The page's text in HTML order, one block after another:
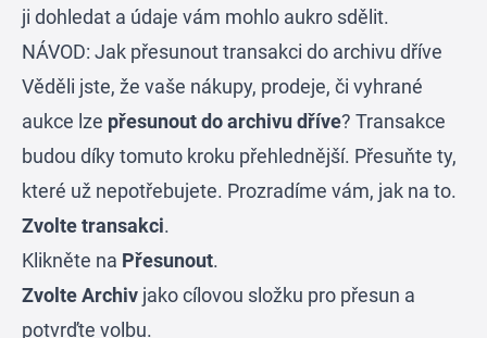
ji dohledat a údaje vám mohlo aukro sdělit.
NÁVOD: Jak přesunout transakci do archivu dříve
Věděli jste, že vaše nákupy, prodeje, či vyhrané
aukce lze přesunout do archivu dříve? Transakce
budou díky tomuto kroku přehlednější. Přesuňte ty,
které už nepotřebujete. Prozradíme vám, jak na to.
Zvolte transakci.
Klikněte na Přesunout.
Zvolte Archiv jako cílovou složku pro přesun a
potvrďte volbu.